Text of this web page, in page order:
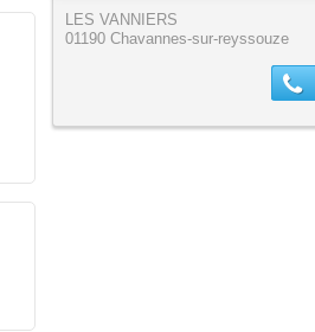
LES VANNIERS
01190 Chavannes-sur-reyssouze